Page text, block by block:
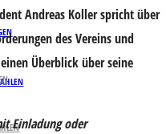
Andreas Kollerspricht über
des Vereins und
Überblick über seine
Einladung oder